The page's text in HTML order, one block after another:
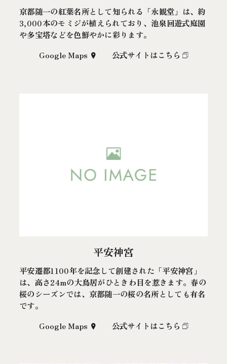
京都随一の紅葉名所として知られる「永観堂」は、約
3,000本のモミジが植えられており、池泉回遊式庭園
や多宝塔などを色鮮やかに彩ります。
Google Maps
公式サイトはこちら
平安神宮
平安遷都1100年を記念して創建された「平安神宮」
は、高さ24mの大鳥居がひときわ目を惹きます。春の
桜のシーズンでは、京都随一の桜の名所としても有名
です。
Google Maps
公式サイトはこちら